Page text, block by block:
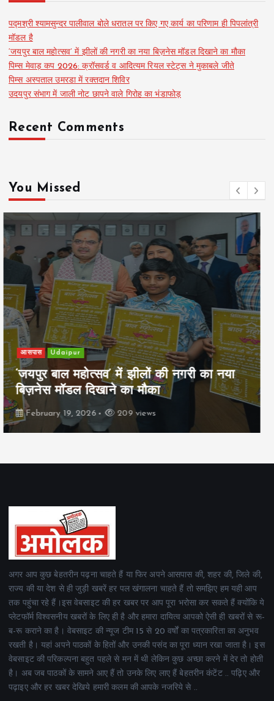
पद्मश्री श्यामसुन्दर पालीवाल बोले धरातल पर किए गए कार्य का परिणाम ही पिपलांत्री
मॉडल है
‘जयपुर बाल महोत्सव’ में झीलों की नगरी का नया बिज़नेस मॉडल दिखाने का मौका
पिम्स मेवाड़ कप 2026: क्रॉसवर्ड व आदित्यम रियल स्टेट्स ने मुकाबले जीते
पिम्स अस्पताल उमरडा में रक्तदान शिविर
उदयपुर संभाग में जाली नोट छापने वाले गिरोह का भंडाफोड़
Recent Comments
You Missed
खेल Udaipur
पिम्स मेवाड़ कप 2026: क्रॉसवर्ड व आदित्यम
रियल स्टेट्स ने मुकाबले जीते
February 19, 2026 161 views
अगर आप कुछ बेहतरीन पढ़ना चाहते हैं या फिर अपने आसपास की, शहर की, जिले की,
राज्य की या देश से ही जुड़ी खबरें हर पल खंगालना चाहते हैं तो समझिए हम यही आप
तक पहुंचा रहे हैं।इस वेबसाइट की हर खबर पर आप पूरा भरोसा कर सकते हैं क्योंकि ये
प्लेटफॉर्म विश्वसनीय खबरों के लिए ही है और हमारा दायित्व आपको ऐसी ही खबरों से रू-
ब-रू कराने का है। वेबसाइट की न्यूज टीम 15 से 20 वर्षों का पत्रकारिता का अनुभव
रखती है। यहां अपने पाठकों के हितों और उनकी पसंद का पूरा ध्यान रखा जाता है। इस
वेबसाइट की परिकल्पना बहुत पहले से मन में थी लेकिन कुछ अच्छा करने में देर तो होती
है। अब जब पाठकों के सामने आए हैं तो उनके लिए लाए हैं बेहतरीन कंटेंट .. पढ़िए और
पढ़ाइए और हर खबर देखिये हमारी कलम की आपके नजरिये से ..